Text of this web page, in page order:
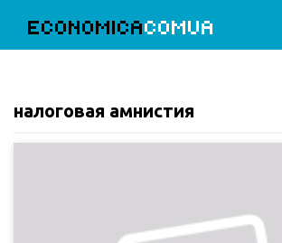
ECONOMICACOMUA
налоговая амнистия